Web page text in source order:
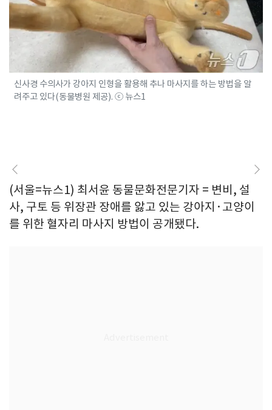
신사경 수의사가 강아지 인형을 활용해 추나 마사지를 하는 방법을 알
려주고 있다(동물병원 제공). ⓒ 뉴스1
(서울=뉴스1) 최서윤 동물문화전문기자 = 변비, 설
사, 구토 등 위장관 장애를 앓고 있는 강아지·고양이
를 위한 혈자리 마사지 방법이 공개됐다.